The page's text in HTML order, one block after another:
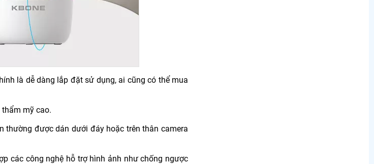
là dễ dàng lắp đặt sử dụng, ai cũng có thể mua
mỹ cao.
được dán dưới đáy hoặc trên thân camera
các công nghệ hỗ trợ hình ảnh như chống ngược